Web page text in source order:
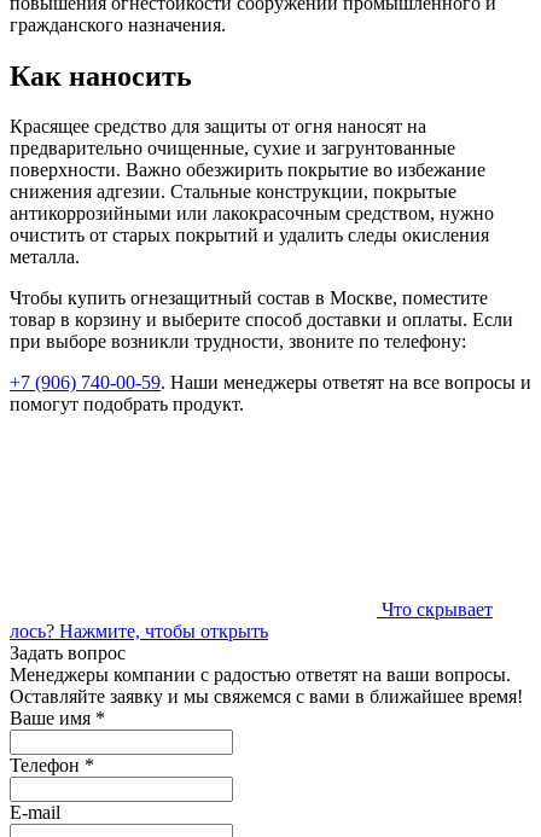
гражданского назначения.
Как наносить
Красящее средство для защиты от огня наносят на
предварительно очищенные, сухие и загрунтованные
поверхности. Важно обезжирить покрытие во избежание
снижения адгезии. Стальные конструкции, покрытые
антикоррозийными или лакокрасочным средством, нужно
очистить от старых покрытий и удалить следы окисления
металла.
Чтобы купить огнезащитный состав в Москве, поместите
товар в корзину и выберите способ доставки и оплаты. Если
при выборе возникли трудности, звоните по телефону:
+7 (906) 740-00-59. Наши менеджеры ответят на все вопросы и
помогут подобрать продукт.
Что скрывает
лось? Нажмите, чтобы открыть
Задать вопрос
Менеджеры компании с радостью ответят на ваши вопросы.
Оставляйте заявку и мы свяжемся с вами в ближайшее время!
Ваше имя *
Телефон *
E-mail